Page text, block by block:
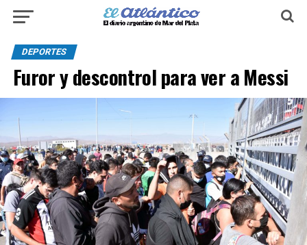
DEPORTES
Furor y descontrol para ver a Messi